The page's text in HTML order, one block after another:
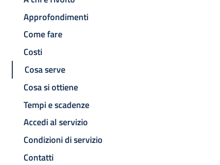
Approfondimenti
Come fare
Costi
Cosa serve
Cosa si ottiene
Tempi e scadenze
Accedi al servizio
Condizioni di servizio
Contatti